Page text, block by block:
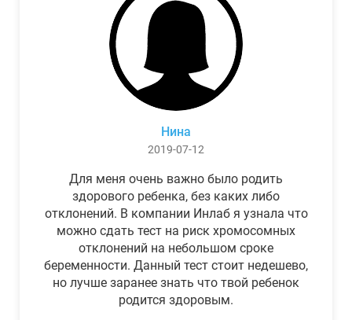
Нина
2019-07-12
Для меня очень важно было родить
здорового ребенка, без каких либо
отклонений. В компании Инлаб я узнала что
можно сдать тест на риск хромосомных
отклонений на небольшом сроке
беременности. Данный тест стоит недешево,
но лучше заранее знать что твой ребенок
родится здоровым.